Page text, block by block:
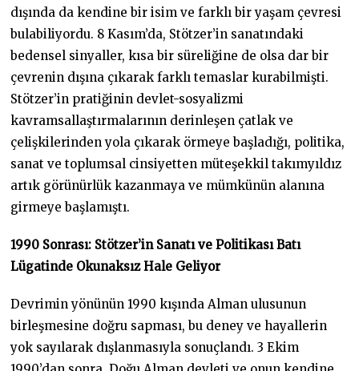
dışında da kendine bir isim ve farklı bir yaşam çevresi
bulabiliyordu. 8 Kasım’da, Stötzer’in sanatındaki
bedensel sinyaller, kısa bir süreliğine de olsa dar bir
çevrenin dışına çıkarak farklı temaslar kurabilmişti.
Stötzer’in pratiğinin devlet-sosyalizmi
kavramsallaştırmalarının derinleşen çatlak ve
çelişkilerinden yola çıkarak örmeye başladığı, politika,
sanat ve toplumsal cinsiyetten müteşekkil takımyıldız
artık görünürlük kazanmaya ve mümkünün alanına
girmeye başlamıştı.
1990 Sonrası: Stötzer’in Sanatı ve Politikası Batı
Lügatinde Okunaksız Hale Geliyor
Devrimin yönünün 1990 kışında Alman ulusunun
birleşmesine doğru sapması, bu deney ve hayallerin
yok sayılarak dışlanmasıyla sonuçlandı. 3 Ekim